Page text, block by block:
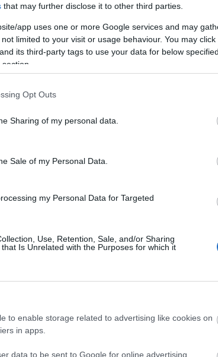
that may further disclose it to other third parties.
app uses one or more Google services and may
limited to your visit or usage behaviour. You may
its third-party tags to use your data for below
Opt Outs
Sharing of my personal data.
Sale of my Personal Data.
my Personal Data for Targeted
Use, Retention, Sale, and/or Sharing
Is Unrelated with the Purposes for which it
to enable storage related to advertising like cookies on
in apps.
data to be sent to Google for online advertising